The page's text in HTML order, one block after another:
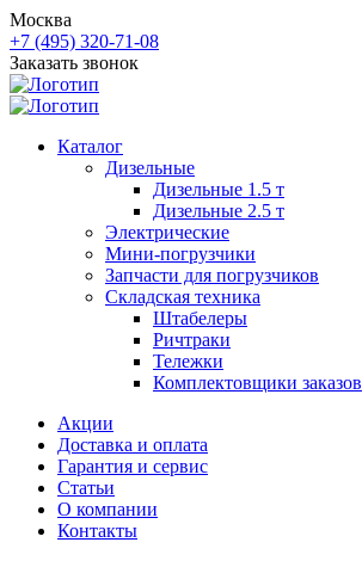
Москва
+7 (495) 320-71-08
Заказать звонок
Каталог
Дизельные
Дизельные 1.5 т
Дизельные 2.5 т
Электрические
Мини-погрузчики
Запчасти для погрузчиков
Складская техника
Штабелеры
Ричтраки
Тележки
Комплектовщики заказов
Акции
Доставка и оплата
Гарантия и сервис
Статьи
О компании
Контакты